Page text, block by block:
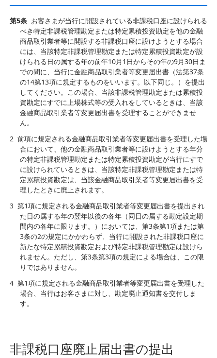
第5条 お客さまが当行に開設されている非課税口座に設けられる
べき特定非課税管理勘定または特定累積投資勘定を他の金融
商品取引業者等に開設する非課税口座に設けようとする場合
には、当該特定非課税管理勘定または特定累積投資勘定が設
けられる日の属する年の前年10月1日からその年の9月30日ま
での間に、当行に金融商品取引業者等変更届出書（法第37条
の14第13項に規定するものをいいます。以下同じ。）を提出
してください。この場合、当該非課税管理勘定または累積投
資勘定にすでに上場株式等の受入れをしているときは、当該
金融商品取引業者等変更届出書を受理することができませ
ん。
2 前項に規定される金融商品取引業者等変更届出書を受理した場
合において、他の金融商品取引業者等に設けようとする年分
の特定非課税管理勘定または特定累積投資勘定が当行にすで
に設けられているときは、当該特定非課税管理勘定または特
定累積投資勘定は、当該金融商品取引業者等変更届出書を受
理したときに廃止されます。
3 第1項に規定される金融商品取引業者等変更届出書を提出され
た日の属する年の翌年以後の各年（同日の属する勘定設定期
間内の各年に限ります。）においては、第3条第1項または第
3条の2の規定にかかわらず、当行に開設された非課税口座に
新たな特定累積投資勘定および特定非課税管理勘定は設けら
れません。ただし、第3条第3項の規定による場合は、この限
りではありません。
4 第1項に規定される金融商品取引業者等変更届出書を受理した
場合、当行はお客さまに対し、勘定廃止通知書を交付しま
す。
非課税口座廃止届出書の提出